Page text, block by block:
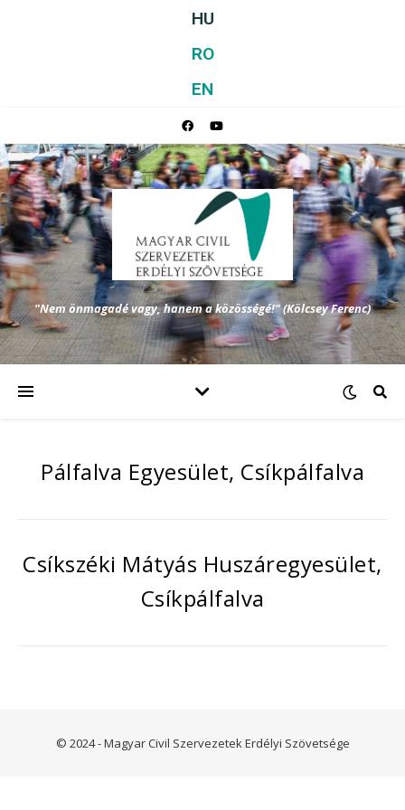
HU
RO
EN
"Nem önmagadé vagy, hanem a közösségé!" (Kölcsey Ferenc)
Pálfalva Egyesület, Csíkpálfalva
Csíkszéki Mátyás Huszáregyesület,
Csíkpálfalva
© 2024 - Magyar Civil Szervezetek Erdélyi Szövetsége